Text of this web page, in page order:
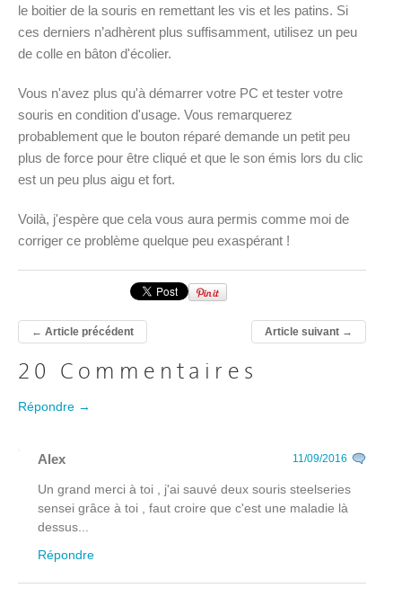
le boitier de la souris en remettant les vis et les patins. Si
ces derniers n’adhèrent plus suffisamment, utilisez un peu
de colle en bâton d'écolier.
Vous n'avez plus qu'à démarrer votre PC et tester votre
souris en condition d'usage. Vous remarquerez
probablement que le bouton réparé demande un petit peu
plus de force pour être cliqué et que le son émis lors du clic
est un peu plus aigu et fort.
Voilà, j'espère que cela vous aura permis comme moi de
corriger ce problème quelque peu exaspérant !
← Article précédent Article suivant→
20 Commentaires
Répondre →
Alex 11/09/2016
Un grand merci à toi , j'ai sauvé deux souris steelseries
sensei grâce à toi , faut croire que c'est une maladie là
dessus...
Répondre